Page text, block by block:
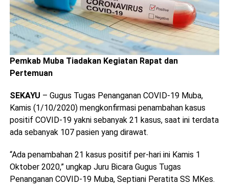
Pemkab Muba Tiadakan Kegiatan Rapat dan
Pertemuan
SEKAYU – Gugus Tugas Penanganan COVID-19 Muba,
Kamis (1/10/2020) mengkonfirmasi penambahan kasus
positif COVID-19 yakni sebanyak 21 kasus, saat ini terdata
ada sebanyak 107 pasien yang dirawat.
“Ada penambahan 21 kasus positif per-hari ini Kamis 1
Oktober 2020,” ungkap Juru Bicara Gugus Tugas
Penanganan COVID-19 Muba, Septiani Peratita SS MKes.